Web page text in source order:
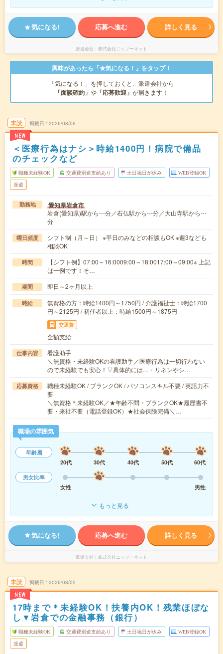
気になる! 応募へ進む 詳しく見る
派遣会社 株式会社ニッソーネット
興味があったら「★気になる！」をタップ！
「気になる！」を押しておくと、派遣会社から
「面談確約」 や 「応募歓迎」 が届きます！
未読
NEW
掲載日 2026/08/06
＜医療行為はナシ＞時給1400円！病院で備品
のチェックなど
職種未経験OK 交通費別途支給あり 土日祝日が休み WEB登録OK
派遣
勤務地 愛知県岩倉市
岩倉(愛知県)駅から---分／石仏駅から---分／大山寺駅から---
分
曜日頻度
シフト制（月～日） ※平日のみなどの相談もOK ※週3なども
相談OK
時間
【シフト例】07:00～16:0009:00～18:0017:00～09:00※ 上記
は一例です！そ…
期間 即日～2ヶ月以上
時給
無資格の方：時給1400円～1750円 / 介護福祉士：時給1700
円～2125円 / 初任者以上：時給1500円～1875円
交通費
全額支給
仕事内容
看護助手
＼無資格・未経験OKの看護助手／医療行為は一切行わない
ので未経験でも安心！▽具体的には…・リネンやシ…
応募資格
職種未経験OK / ブランクOK / パソコンスキル不要 / 英語力不
要
＼無資格＊未経験OK／★年齢不問・ブランクOK★履歴書不
要・来社不要（電話登録OK）★社会保険完備＼…
職場の雰囲気
年齢層
20代
30代 40代 50代
60代
男女比率
女性
男性
もっと見る
気になる! 応募へ進む 詳しく見る
派遣会社 株式会社ニッソーネット
未読
NEW
掲載日 2026/08/05
17時まで＊未経験OK！扶養内OK！残業ほぼな
し▼岩倉での金融事務（銀行）
職種未経験OK 交通費別途支給あり 土日祝日が休み WEB登録OK
派遣